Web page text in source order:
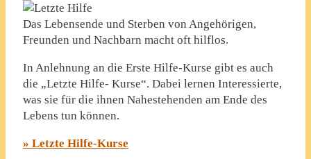
Das Lebensende und Sterben von Angehörigen,
Freunden und Nachbarn macht oft hilflos.
In Anlehnung an die Erste Hilfe-Kurse gibt es auch
die „Letzte Hilfe- Kurse“. Dabei lernen Interessierte,
was sie für die ihnen Nahestehenden am Ende des
Lebens tun können.
» Letzte Hilfe-Kurse